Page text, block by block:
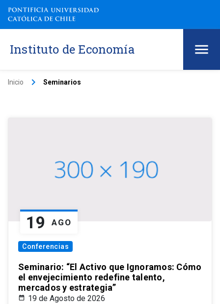
Instituto de Economía
Inicio keyboard_arrow_right Seminarios
19 AGO
Conferencias
Seminario: “El Activo que Ignoramos: Cómo
el envejecimiento redefine talento,
mercados y estrategia”
19 de Agosto de 2026